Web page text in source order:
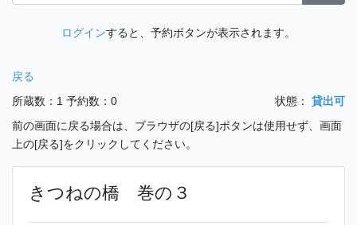
ログインすると、予約ボタンが表示されます。
戻る
所蔵数：1 予約数：0 状態：
貸出可
前の画面に戻る場合は、ブラウザの[戻る]ボタンは使用せず、画面
上の[戻る]をクリックしてください。
きつねの橋 巻の３